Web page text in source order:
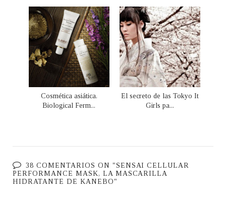
Cosmética asiática.
Biological Ferm...
El secreto de las Tokyo It
Girls pa...
38 COMENTARIOS ON "SENSAI CELLULAR
PERFORMANCE MASK, LA MASCARILLA
HIDRATANTE DE KANEBO"